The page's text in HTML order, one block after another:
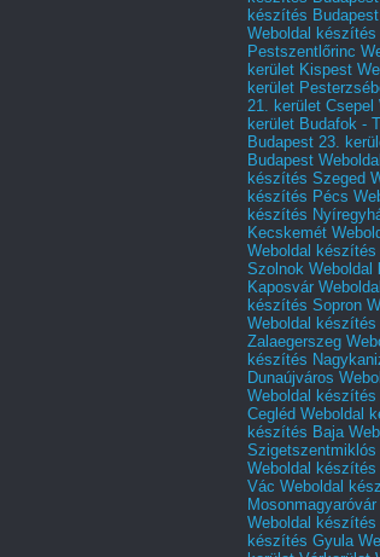
készítés
Weboldal
Pestszentlőrinc
kerület Kispest
kerület
21. kerület Csepel
kerület Budafok -
Budapest 23.
Budapest
készítés Szeged
készítés Pécs
készítés
Kecskemét
Weboldal
Szolnok Weboldal
Kaposvár
készítés Sopron
Weboldal készítés
Zalaegerszeg
készítés
Dunaújváros
Weboldal készítés
Cegléd Weboldal
készítés Baja
Szigetszentmiklós
Weboldal
Vác Weboldal
Mosonmagyaróvár
Weboldal
készítés Gyula